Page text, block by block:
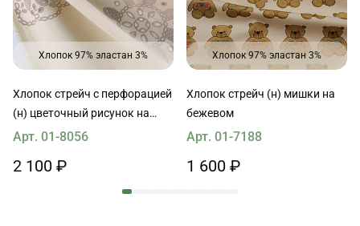
Хлопок 97% эластан 3%
Хлопок стрейч с перфорацией
(н) цветочный рисунок на
бежевом
Арт. 01-8056
2 100 ₽
Хлопок 97% эластан 3%
Хлопок стрейч (н) мишки на
бежевом
Арт. 01-7188
1 600 ₽